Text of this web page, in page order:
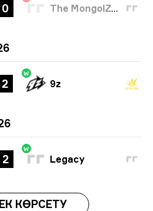
0 The MongolZ Academy
2
W
9z
2
W
Legacy
КӨРСЕТУ